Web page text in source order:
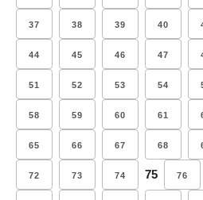
37 38 39 40
44 45 46 47
51 52 53 54
58 59 60 61
65 66 67 68
72 73 74 75 76